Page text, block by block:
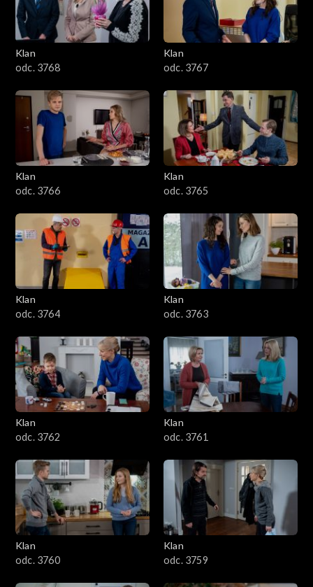
Klan
odc. 3768
Klan
odc. 3767
Klan
odc. 3766
Klan
odc. 3765
Klan
odc. 3764
Klan
odc. 3763
Klan
odc. 3762
Klan
odc. 3761
Klan
odc. 3760
Klan
odc. 3759